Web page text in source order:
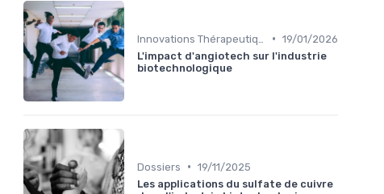
• 19/01/2026
L'impact d'angiotech sur l'industrie
biotechnologique
Dossiers • 19/11/2025
Les applications du sulfate de cuivre